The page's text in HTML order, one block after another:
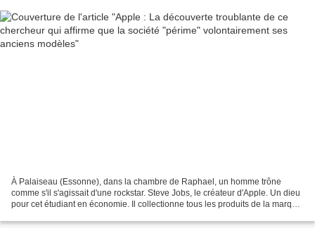
À Palaiseau (Essonne), dans la chambre de Raphael, un homme trône
comme s'il s'agissait d'une rockstar. Steve Jobs, le créateur d'Apple. Un dieu
pour cet étudiant en économie. Il collectionne tous les produits de la marque.